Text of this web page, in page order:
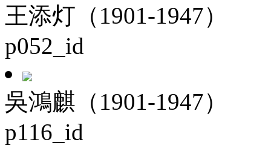
王添灯（1901-1947）
p052_id
吳鴻麒（1901-1947）
p116_id